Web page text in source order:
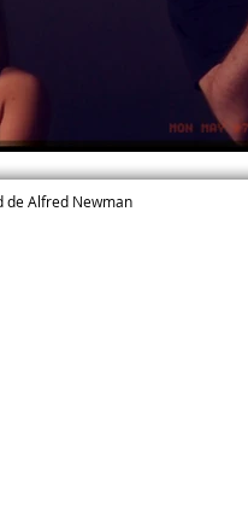
de Alfred Newman